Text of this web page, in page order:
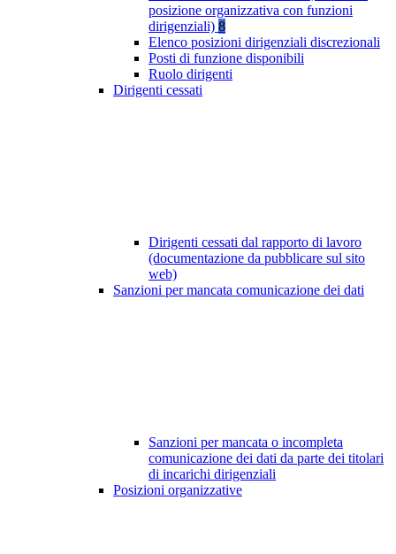
posizione organizzativa con funzioni
dirigenziali) 8
Elenco posizioni dirigenziali discrezionali
Posti di funzione disponibili
Ruolo dirigenti
Dirigenti cessati
Dirigenti cessati dal rapporto di lavoro
(documentazione da pubblicare sul sito
web)
Sanzioni per mancata comunicazione dei dati
Sanzioni per mancata o incompleta
comunicazione dei dati da parte dei titolari
di incarichi dirigenziali
Posizioni organizzative